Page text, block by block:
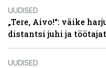
UUDISED
„Tere, Aivo!“: väike
distantsi juhi ja
UUDISED